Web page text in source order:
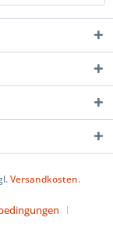
Versandkosten.